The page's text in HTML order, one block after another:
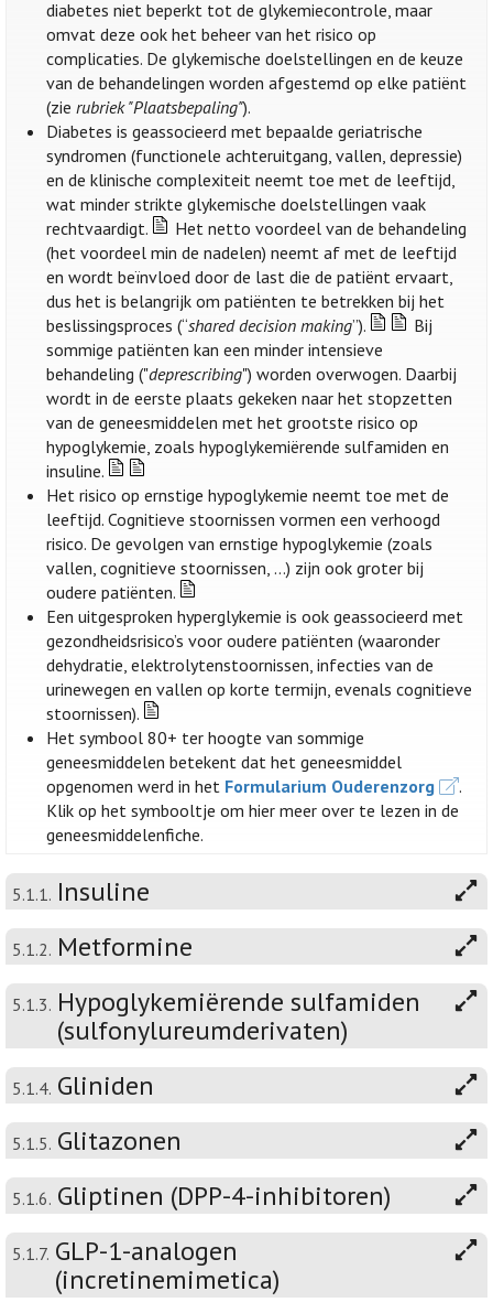
diabetes niet beperkt tot de glykemiecontrole, maar
omvat deze ook het beheer van het risico op
complicaties. De glykemische doelstellingen en de keuze
van de behandelingen worden afgestemd op elke patiënt
(zierubriek "Plaatsbepaling").
Diabetes is geassocieerd met bepaalde geriatrische
syndromen (functionele achteruitgang, vallen, depressie)
en de klinische complexiteit neemt toe met de leeftijd,
wat minder strikte glykemische doelstellingen vaak
rechtvaardigt.
Het netto voordeel van de behandeling
(het voordeel min de nadelen) neemt af met de leeftijd
en wordt beïnvloed door de last die de patiënt ervaart,
dus het is belangrijk om patiënten te betrekken bij het
beslissingsproces (“shared decision making”).
Bij
sommige patiënten kan een minder intensieve
behandeling ("deprescribing") worden overwogen. Daarbij
wordt in de eerste plaats gekeken naar het stopzetten
van de geneesmiddelen met het grootste risico op
hypoglykemie, zoals hypoglykemiërende sulfamiden en
insuline.
Het risico op ernstige hypoglykemie neemt toe met de
leeftijd. Cognitieve stoornissen vormen een verhoogd
risico. De gevolgen van ernstige hypoglykemie (zoals
vallen, cognitieve stoornissen, …) zijn ook groter bij
oudere patiënten.
Een uitgesproken hyperglykemie is ook geassocieerd met
gezondheidsrisico’s voor oudere patiënten (waaronder
dehydratie, elektrolytenstoornissen, infecties van de
urinewegen en vallen op korte termijn, evenals cognitieve
stoornissen).
Het symbool 80+ ter hoogte van sommige
geneesmiddelen betekent dat het geneesmiddel
opgenomen werd in het Formularium Ouderenzorg
.
Klik op het symbooltje om hier meer over te lezen in de
geneesmiddelenfiche.
5.1.1. Insuline
5.1.2. Metformine
5.1.3. Hypoglykemiërende sulfamiden
(sulfonylureumderivaten)
5.1.4. Gliniden
5.1.5. Glitazonen
5.1.6. Gliptinen (DPP-4-inhibitoren)
5.1.7. GLP-1-analogen
(incretinemimetica)